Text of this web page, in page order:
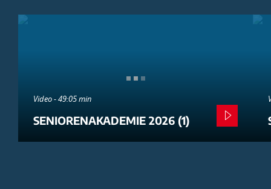
Video - 49:05 min
SENIORENAKADEMIE 2026 (1)